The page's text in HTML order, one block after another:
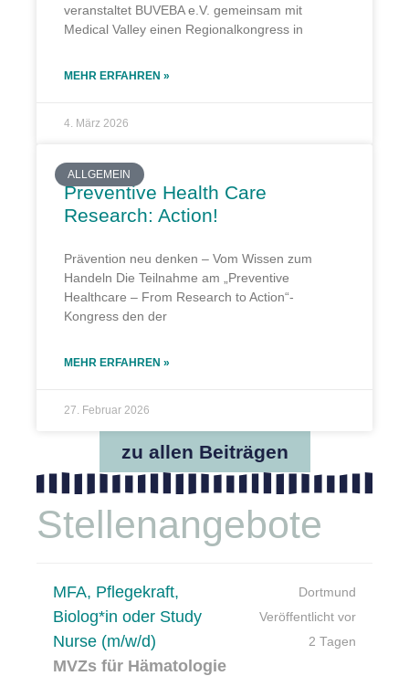
veranstaltet BUVEBA e.V. gemeinsam mit
Medical Valley einen Regionalkongress in
MEHR ERFAHREN »
4. März 2026
ALLGEMEIN
Preventive Health Care
Research: Action!
Prävention neu denken – Vom Wissen zum
Handeln Die Teilnahme am „Preventive
Healthcare – From Research to Action“-
Kongress den der
MEHR ERFAHREN »
27. Februar 2026
zu allen Beiträgen
Stellenangebote
MFA, Pflegekraft,
Biolog*in oder Study
Nurse (m/w/d)
MVZs für Hämatologie
Dortmund
Veröffentlicht vor
2 Tagen